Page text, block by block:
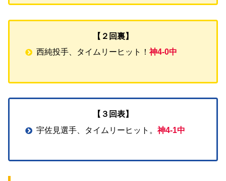
【２回裏】
西純投手、タイムリーヒット！神4-0中
【３回表】
宇佐見選手、タイムリーヒット。神4-1中